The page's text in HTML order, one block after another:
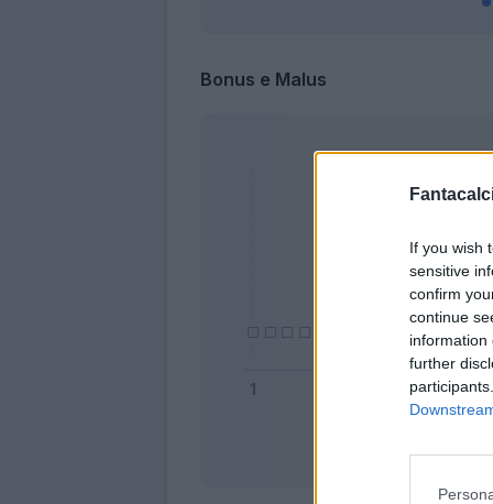
If you wish
sensitive
confirm
continue
information
further
Bonus e Malus
Bonus